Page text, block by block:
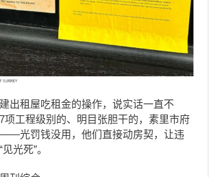
出租屋吃租金的操作，说实话一直不
项工程级别的、明目张胆干的，素里市府
光罚钱没用，他们直接动房契，让违
光死”。